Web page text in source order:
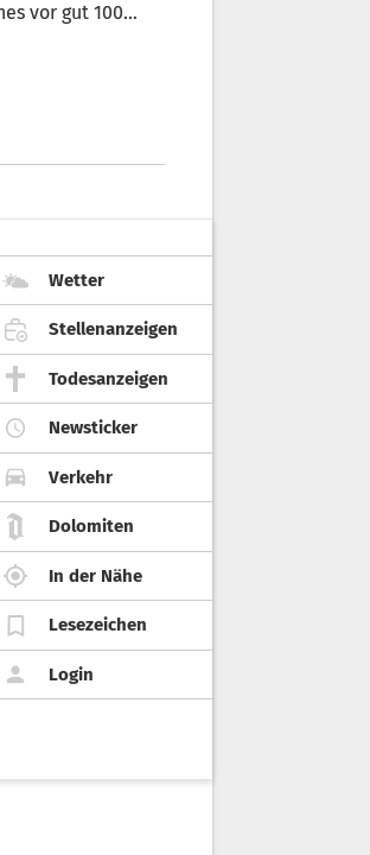
vor gut 100
Wetter
Stellenanzeigen
Todesanzeigen
Newsticker
Verkehr
Dolomiten
In der Nähe
Lesezeichen
Login